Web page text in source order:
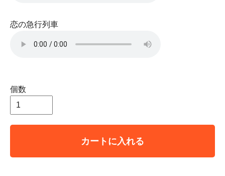
恋の急行列車
個数
カートに入れる